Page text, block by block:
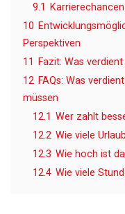
9.1
10
Perspektiven
11
Fazit: Was
12 FAQs: Was
müssen
12.1 Wer zahlt
12.2 Wie viele
12.3 Wie hoch ist
12.4 Wie viele